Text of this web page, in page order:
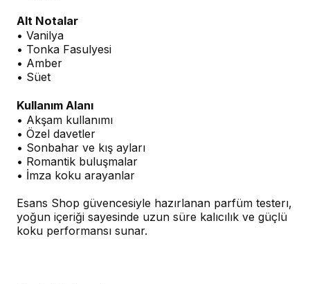
Alt Notalar
• Vanilya
• Tonka Fasulyesi
• Amber
• Süet
Kullanım Alanı
• Akşam kullanımı
• Özel davetler
• Sonbahar ve kış ayları
• Romantik buluşmalar
• İmza koku arayanlar
Esans Shop güvencesiyle hazırlanan parfüm testerı,
yoğun içeriği sayesinde uzun süre kalıcılık ve güçlü
koku performansı sunar.